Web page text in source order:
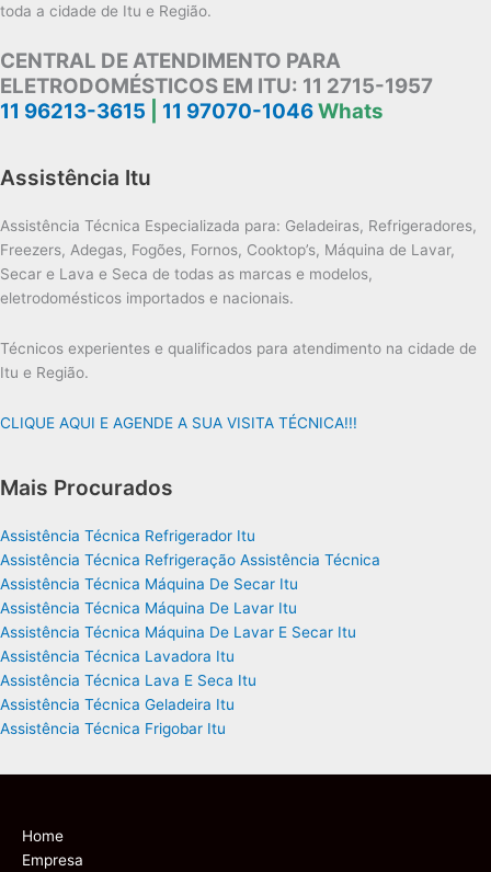
toda a cidade de Itu e Região.
CENTRAL DE ATENDIMENTO PARA
ELETRODOMÉSTICOS EM ITU: 11 2715-1957
11 96213-3615
11 97070-1046Whats
Assistência Itu
Assistência Técnica Especializada para: Geladeiras, Refrigeradores,
Freezers, Adegas, Fogões, Fornos, Cooktop’s, Máquina de Lavar,
Secar e Lava e Seca de todas as marcas e modelos,
eletrodomésticos importados e nacionais.
Técnicos experientes e qualificados para atendimento na cidade de
Itu e Região.
CLIQUE AQUI E AGENDE A SUA VISITA TÉCNICA!!!
Mais Procurados
Assistência Técnica Refrigerador Itu
Assistência Técnica Refrigeração Assistência Técnica
Assistência Técnica Máquina De Secar Itu
Assistência Técnica Máquina De Lavar Itu
Assistência Técnica Máquina De Lavar E Secar Itu
Assistência Técnica Lavadora Itu
Assistência Técnica Lava E Seca Itu
Assistência Técnica Geladeira Itu
Assistência Técnica Frigobar Itu
Home
Empresa